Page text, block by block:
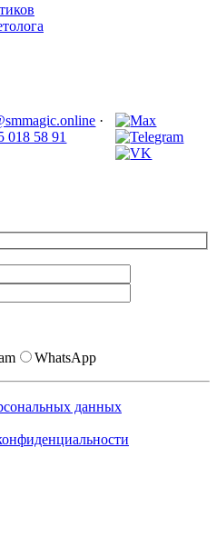
·
018 58 91
WhatsApp
данных